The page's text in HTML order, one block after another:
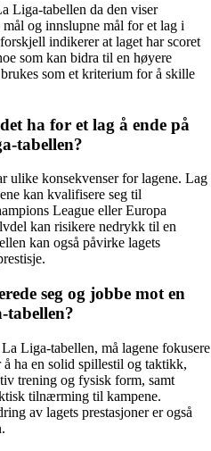
Liga-tabellen da den viser
og innslupne mål for et lag i
indikerer at laget har scoret
som kan bidra til en høyere
som et kriterium for å skille
ha for et lag å ende på
tabellen?
ulike konsekvenser for lagene. Lag
kan kvalifisere seg til
League eller Europa
kan risikere nedrykk til en
kan også påvirke lagets
seg og jobbe mot en
tabellen?
Liga-tabellen, må lagene fokusere
ha en solid spillestil og taktikk,
trening og fysisk form, samt
tilnærming til kampene.
av lagets prestasjoner er også